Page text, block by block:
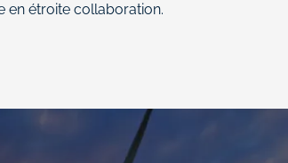
en étroite collaboration.